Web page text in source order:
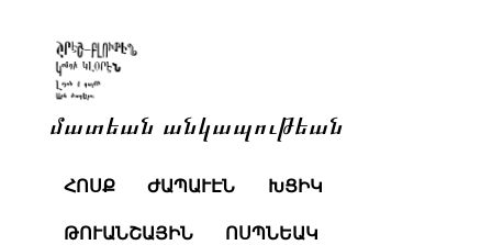
մատեան անկապութեան
ՀՈՍՔ ԺԱՊԱՒԷՆ ԽՑԻԿ
ԹՈՒԱՆՇԱՅԻՆ ՈՍՊՆԵԱԿ